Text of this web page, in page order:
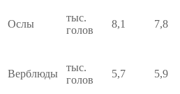
Ослы
тыс.
голов
8,1 7,8
Верблюды
тыс.
голов
5,7 5,9